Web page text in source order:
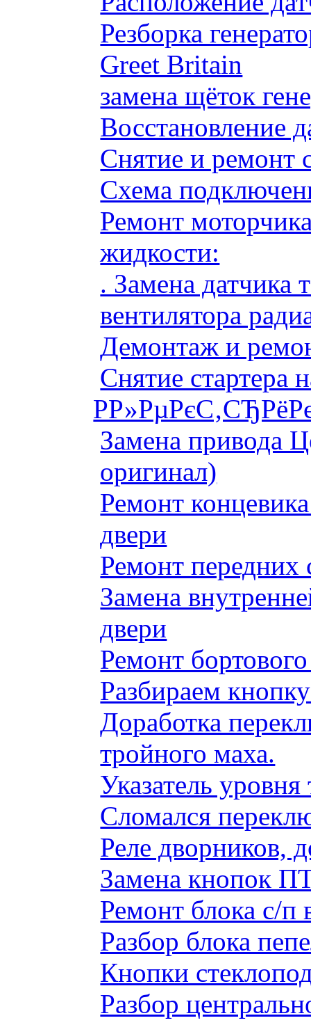
Резборка
Greet Britain
замена щёток
Восстановление
Снятие и ремонт
Схема
Ремонт
жидкости:
. Замена
вентилятора
Демонтаж и
Снятие
Замена привода
оригинал)
Ремонт
двери
Ремонт передних
Замена
двери
Ремонт
Разбираем
Доработка
тройного маха.
Указатель
Сломался
Реле дворников,
Замена кнопок
Ремонт блока с/п
Разбор блока
Кнопки
Разбор